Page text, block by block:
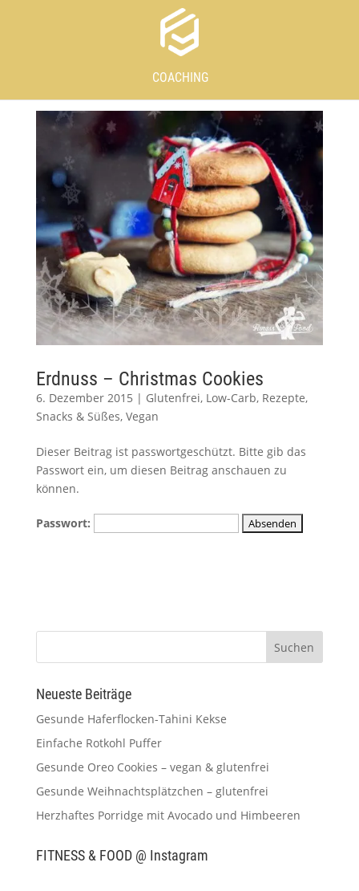
COACHING
Erdnuss – Christmas Cookies
6. Dezember 2015 | Glutenfrei, Low-Carb, Rezepte,
Snacks & Süßes, Vegan
Dieser Beitrag ist passwortgeschützt. Bitte gib das
Passwort ein, um diesen Beitrag anschauen zu
können.
Passwort:
Neueste Beiträge
Gesunde Haferflocken-Tahini Kekse
Einfache Rotkohl Puffer
Gesunde Oreo Cookies – vegan & glutenfrei
Gesunde Weihnachtsplätzchen – glutenfrei
Herzhaftes Porridge mit Avocado und Himbeeren
FITNESS & FOOD @ Instagram